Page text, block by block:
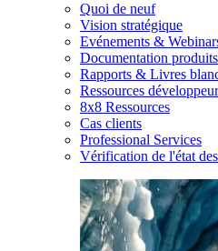
Quoi de neuf
Vision stratégique
Evénements &
Documentation produits
Rapports & Livres
Ressources
8x8 Ressources
Cas clients
Professional Services
Vérification de l'état